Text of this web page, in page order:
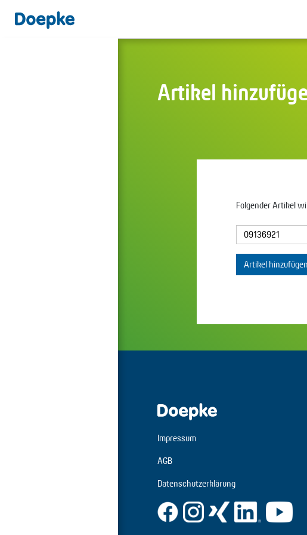
Artikel
Folgender Artikel
Artikel hinzufügen
Impressum
AGB
Datenschutzerklärung